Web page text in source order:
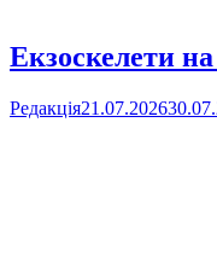
Екзоскелети
Редакція21.07.2026